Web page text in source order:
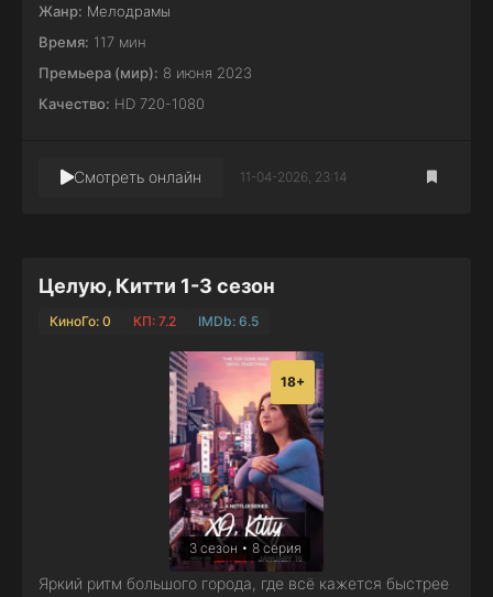
Жанр: Мелодрамы
Время: 117 мин
Премьера (мир): 8 июня 2023
Качество: HD 720-1080
Смотреть онлайн 11-04-2026, 23:14
Целую, Китти 1-3 сезон
КиноГо: 0 КП: 7.2 IMDb: 6.5
3 сезон • 8 серия
18+
Яркий ритм большого города, где всё кажется быстрее